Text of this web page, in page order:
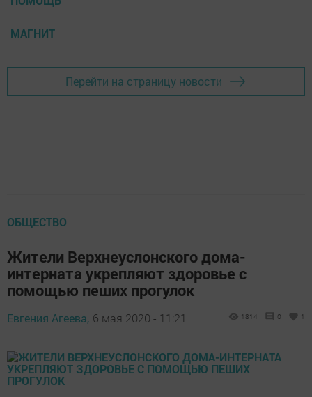
МАГНИТ
Перейти на страницу новости
ОБЩЕСТВО
Жители Верхнеуслонского дома-
интерната укрепляют здоровье с
помощью пеших прогулок
Евгения Агеева, 6 мая 2020 - 11:21 1814 0 1